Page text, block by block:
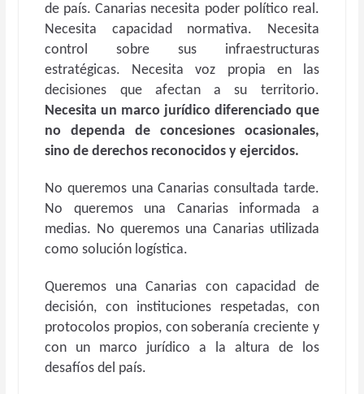
de país. Canarias necesita poder político real.
Necesita capacidad normativa. Necesita
control sobre sus infraestructuras
estratégicas. Necesita voz propia en las
decisiones que afectan a su territorio.
Necesita un marco jurídico diferenciado que
no dependa de concesiones ocasionales,
sino de derechos reconocidos y ejercidos.
No queremos una Canarias consultada tarde.
No queremos una Canarias informada a
medias. No queremos una Canarias utilizada
como solución logística.
Queremos una Canarias con capacidad de
decisión, con instituciones respetadas, con
protocolos propios, con soberanía creciente y
con un marco jurídico a la altura de los
desafíos del país.